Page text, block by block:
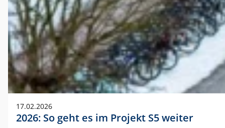
17.02.2026
2026: So geht es im Projekt S5 weiter